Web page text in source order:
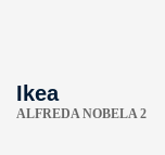
Ikea
ALFREDA NOBELA 2